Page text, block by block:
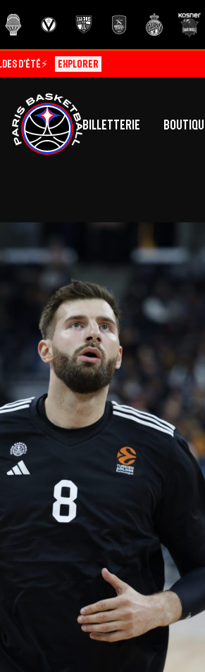
d’été⚡ Explorer
Billetterie
vie au centre
Arena
Accès et informations
Arena Tour
Événements et séminaires